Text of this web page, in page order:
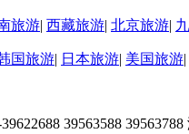
旅游| 西藏旅游| 北京旅游|
国旅游| 日本旅游| 美国旅游|
39563588